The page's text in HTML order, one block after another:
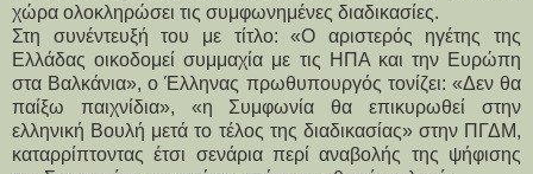
χώρα ολοκληρώσει τις συμφωνημένες διαδικασίες.
Στη συνέντευξή του με τίτλο: «Ο αριστερός ηγέτης της
Ελλάδας οικοδομεί συμμαχία με τις ΗΠΑ και την Ευρώπη
στα Βαλκάνια», ο Έλληνας πρωθυπουργός τονίζει: «Δεν θα
παίξω παιχνίδια», «η Συμφωνία θα επικυρωθεί στην
ελληνική Βουλή μετά το τέλος της διαδικασίας» στην ΠΓΔΜ,
καταρρίπτοντας έτσι σενάρια περί αναβολής της ψήφισης